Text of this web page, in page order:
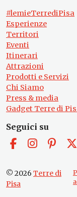
#lemieTerrediPisa
Esperienze
Territori
Eventi
Itinerari
Attrazioni
Prodotti e Servizi
Chi Siamo
Press & media
Gadget Terre di
Seguici su
© 2026 Terre di
Pisa